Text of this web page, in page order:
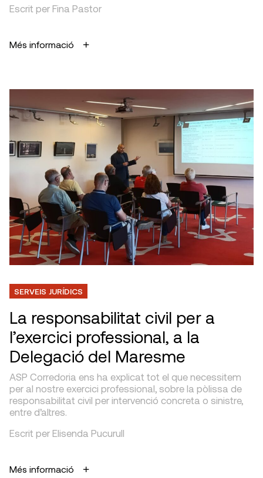
Escrit per Fina Pastor
Més informació
SERVEIS JURÍDICS
La responsabilitat civil per a
l’exercici professional, a la
Delegació del Maresme
ASP Corredoria ens ha explicat tot el que necessitem
per al nostre exercici professional, sobre la pòlissa de
responsabilitat civil per intervenció concreta o sinistre,
entre d’altres.
Escrit per Elisenda Pucurull
Més informació